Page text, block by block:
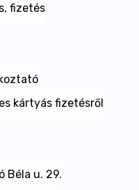
fizetés
kártyás fizetésről
Béla u. 29.